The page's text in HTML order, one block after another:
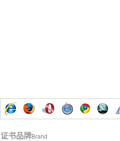
证书品牌Brand